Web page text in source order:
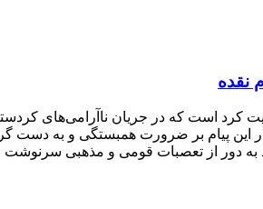
نقده
کرد است که در جریان ناآرامی‌های
این پیام بر ضرورت همبستگی و به دست
به دور از تعصبات قومی و مذهبی سرنوشت